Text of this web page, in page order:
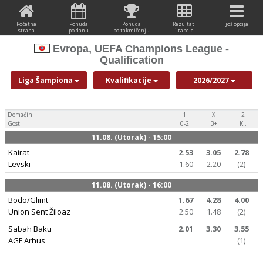
Početna
strana
Ponuda
po danu
Ponuda
po takmičenju
Rezultati
i tabele
još opcija
Evropa, UEFA Champions League -
Qualification
Liga Šampiona Kvalifikacije 2026/2027
Domaćin
Gost
1 X
2
0-2
3+ Kl.
11.08. (Utorak) - 15:00
Kairat
Levski
2.53 3.05
2.78
1.60
2.20 (2)
11.08. (Utorak) - 16:00
Bodo/Glimt
Union Sent Žiloaz
1.67 4.28
4.00
2.50
1.48
(2)
Sabah Baku
AGF Arhus
2.01 3.30
3.55
(1)